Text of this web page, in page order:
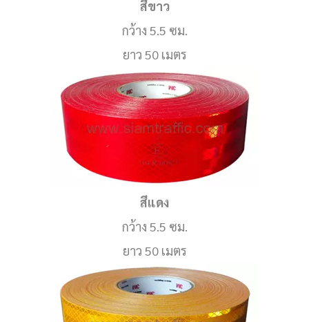
สีขาว
กว้าง 5.5 ซม.
ยาว 50 เมตร
สีแดง
กว้าง 5.5 ซม.
ยาว 50 เมตร